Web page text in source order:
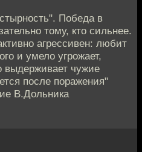
Победа в
тому, кто сильнее.
агрессивен: любит
и умело угрожает,
выдерживает чужие
после поражения"
В.Дольника